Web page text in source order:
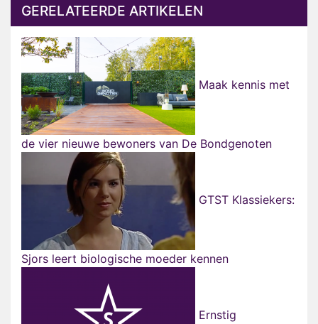
GERELATEERDE ARTIKELEN
Maak kennis met
de vier nieuwe bewoners van De Bondgenoten
GTST Klassiekers:
Sjors leert biologische moeder kennen
Ernstig